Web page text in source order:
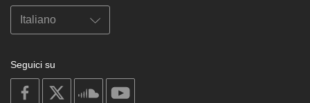
Seguici su
on
facebook
soundcloud